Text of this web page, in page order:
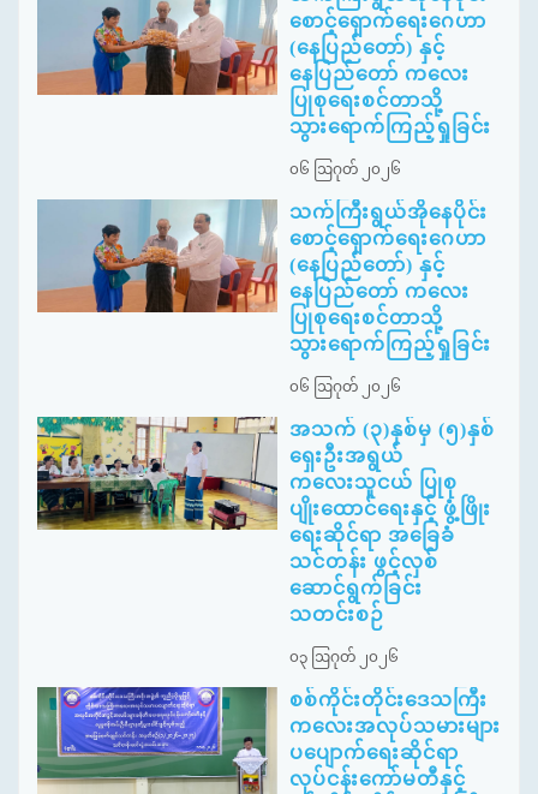
စောင့်ရှောက်ရေးဂေဟာ
(နေပြည်တော်) နှင့်
နေပြည်တော် ကလေး
ပြုစုရေးစင်တာသို့
သွားရောက်ကြည့်ရှုခြင်း
၀၆ ဩဂုတ် ၂၀၂၆
သက်ကြီးရွယ်အိုနေပိုင်း
စောင့်ရှောက်ရေးဂေဟာ
(နေပြည်တော်) နှင့်
နေပြည်တော် ကလေး
ပြုစုရေးစင်တာသို့
သွားရောက်ကြည့်ရှုခြင်း
၀၆ ဩဂုတ် ၂၀၂၆
အသက် (၃)နှစ်မှ (၅)နှစ်
ရှေးဦးအရွယ်
ကလေးသူငယ် ပြုစု
ပျိုးထောင်ရေးနှင့် ဖွံ့ဖြိုး
ရေးဆိုင်ရာ အခြေခံ
သင်တန်း ဖွင့်လှစ်
ဆောင်ရွက်ခြင်း
သတင်းစဉ်
၀၃ ဩဂုတ် ၂၀၂၆
စစ်ကိုင်းတိုင်းဒေသကြီး
ကလေးအလုပ်သမားများ
ပပျောက်ရေးဆိုင်ရာ
လုပ်ငန်းကော်မတီနှင့်